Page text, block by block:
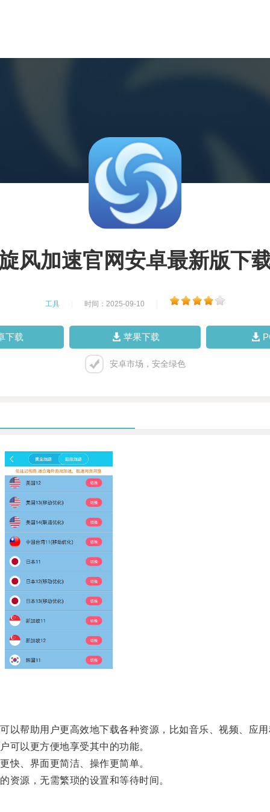
风加速官网安卓最新版下
工具 时间：2025-09-10
下载 苹果下载
安卓市场，安全绿色
帮助用户更高效地下载各种资源，比如音乐、视频、应用
以更方便地享受其中的功能。
、界面更简洁、操作更简单。
源，无需繁琐的设置和等待时间。